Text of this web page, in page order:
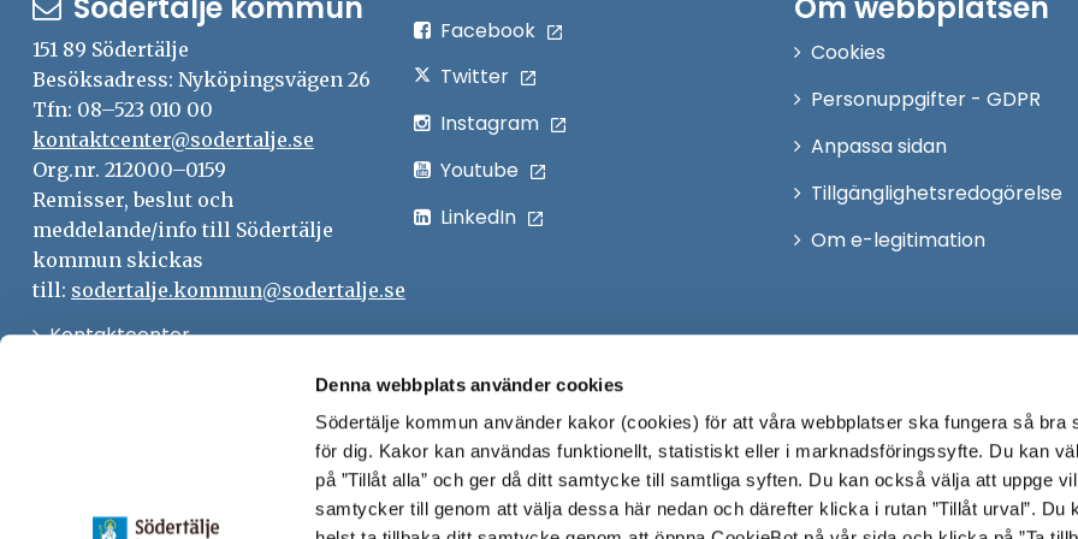
Denna webbplats använder cookies
Södertälje kommun använder kakor (cookies) för att våra webbplatser ska fungera så bra
för dig. Kakor kan användas funktionellt, statistiskt eller i marknadsföringssyfte. Du kan
på ”Tillåt alla” och ger då ditt samtycke till samtliga syften. Du kan också välja att uppge
samtycker till genom att välja dessa här nedan och därefter klicka i rutan ”Tillåt urval”. Du
151 89 Södertälje
Besöksadress: Nyköpingsvägen 26
Tfn: 08–523 010 00
kontaktcenter@sodertalje.se
Org.nr. 212000–0159
Remisser, beslut och
meddelande/info till Södertälje
kommun skickas
till: sodertalje.kommun@sodertalje.se
KontaktcenterÖppna
fönster
Anslagstavla
Facebook
Twitter
Instagram
Youtube
LinkedIn
Cookies
Personuppgifter - GDPR
Anpassa sidan
Tillgänglighetsredogörelse
Om e-legitimation